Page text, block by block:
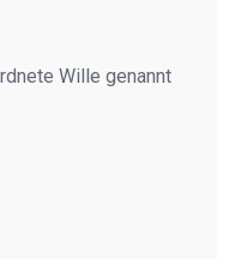
Wille genannt